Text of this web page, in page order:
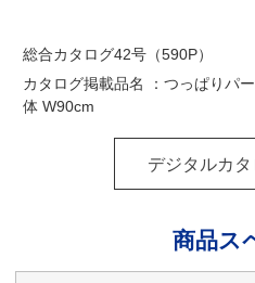
総合カタログ42号（590P）
カタログ掲載品名 ：つっぱりパ
体 W90cm
デジタルカ
商品ス